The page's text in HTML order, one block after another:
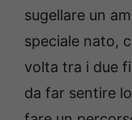
sugellare un
speciale nato,
volta tra i due
da far sentire